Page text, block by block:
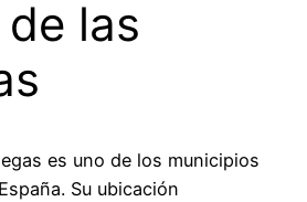
las
es uno de los municipios
Su ubicación